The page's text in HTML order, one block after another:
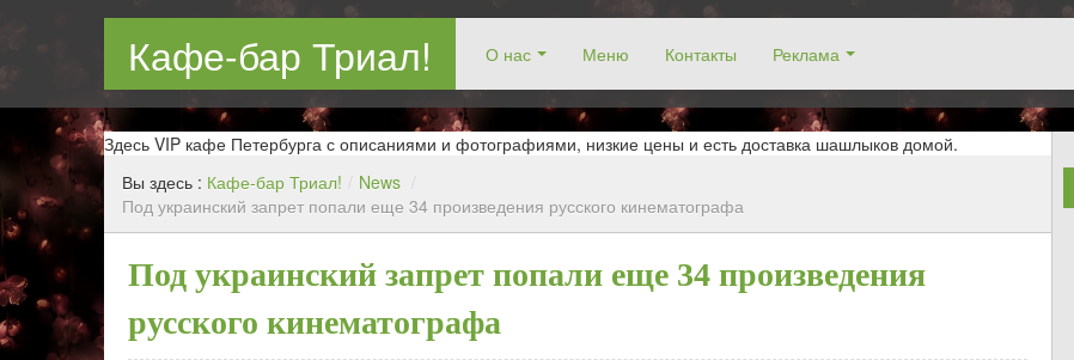
Кафе-бар Триал! О нас Меню Контакты Реклама
Бар в Новокосин, кафе в Новокосино, ресторан в Новокосино, заказ столика. Работаем без выходных! Низкие цены!
Здесь VIP кафе Петербурга с описаниями и фотографиями, низкие цены и есть доставка шашлыков домой.
Вы здесь : Кафе-бар Триал! / News /
Под украинский запрет попали еще 34 произведения русского кинематографа
Под украинский запрет попали еще 34 произведения
русского кинематографа